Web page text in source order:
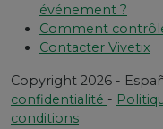
événement ?
Comment
Contacter Vivetix
Copyright 2026 -
confidentialité -
conditions